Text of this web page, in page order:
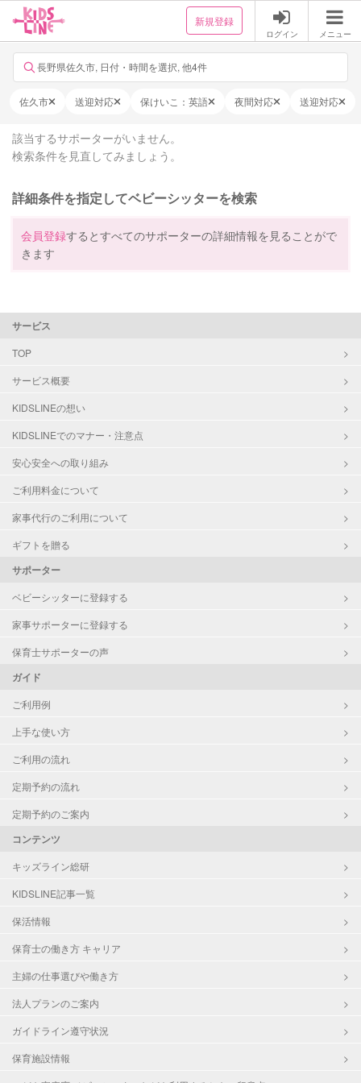
新規登録
ログイン メニュー
長野県佐久市, 日付・時間を選択, 他4件
佐久市 送迎対応 保けいこ：英語 夜間対応 送迎対応
該当するサポーターがいません。
検索条件を見直してみましょう。
詳細条件を指定してベビーシッターを検索
会員登録するとすべてのサポーターの詳細情報を見ることがで
きます
サービス
TOP
サービス概要
KIDSLINEの想い
KIDSLINEでのマナー・注意点
安心安全への取り組み
ご利用料金について
家事代行のご利用について
ギフトを贈る
サポーター
ベビーシッターに登録する
家事サポーターに登録する
保育士サポーターの声
ガイド
ご利用例
上手な使い方
ご利用の流れ
定期予約の流れ
定期予約のご案内
コンテンツ
キッズライン総研
KIDSLINE記事一覧
保活情報
保育士の働き方 キャリア
主婦の仕事選びや働き方
法人プランのご案内
ガイドライン遵守状況
保育施設情報